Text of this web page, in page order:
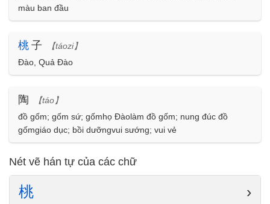
màu ban đầu
桃 子
【táozi】
Đào, Quả Đào
陶
【táo】
đồ gốm; gốm sứ; gốmhọ Đàolàm đồ gốm; nung đúc đồ
gốmgiáo dục; bồi dưỡngvui sướng; vui vẻ
Nét vẽ hán tự của các chữ
桃 ›